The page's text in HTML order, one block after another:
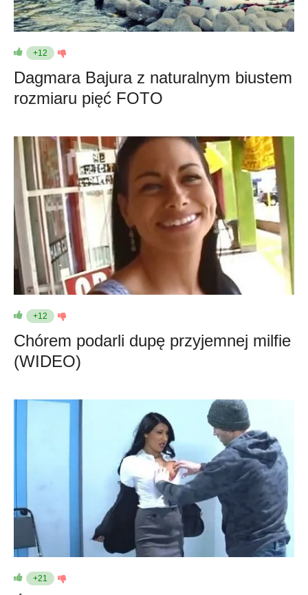
+12
Dagmara Bajura z naturalnym biustem
rozmiaru pięć FOTO
+12
Chórem podarli dupę przyjemnej milfie
(WIDEO)
+21